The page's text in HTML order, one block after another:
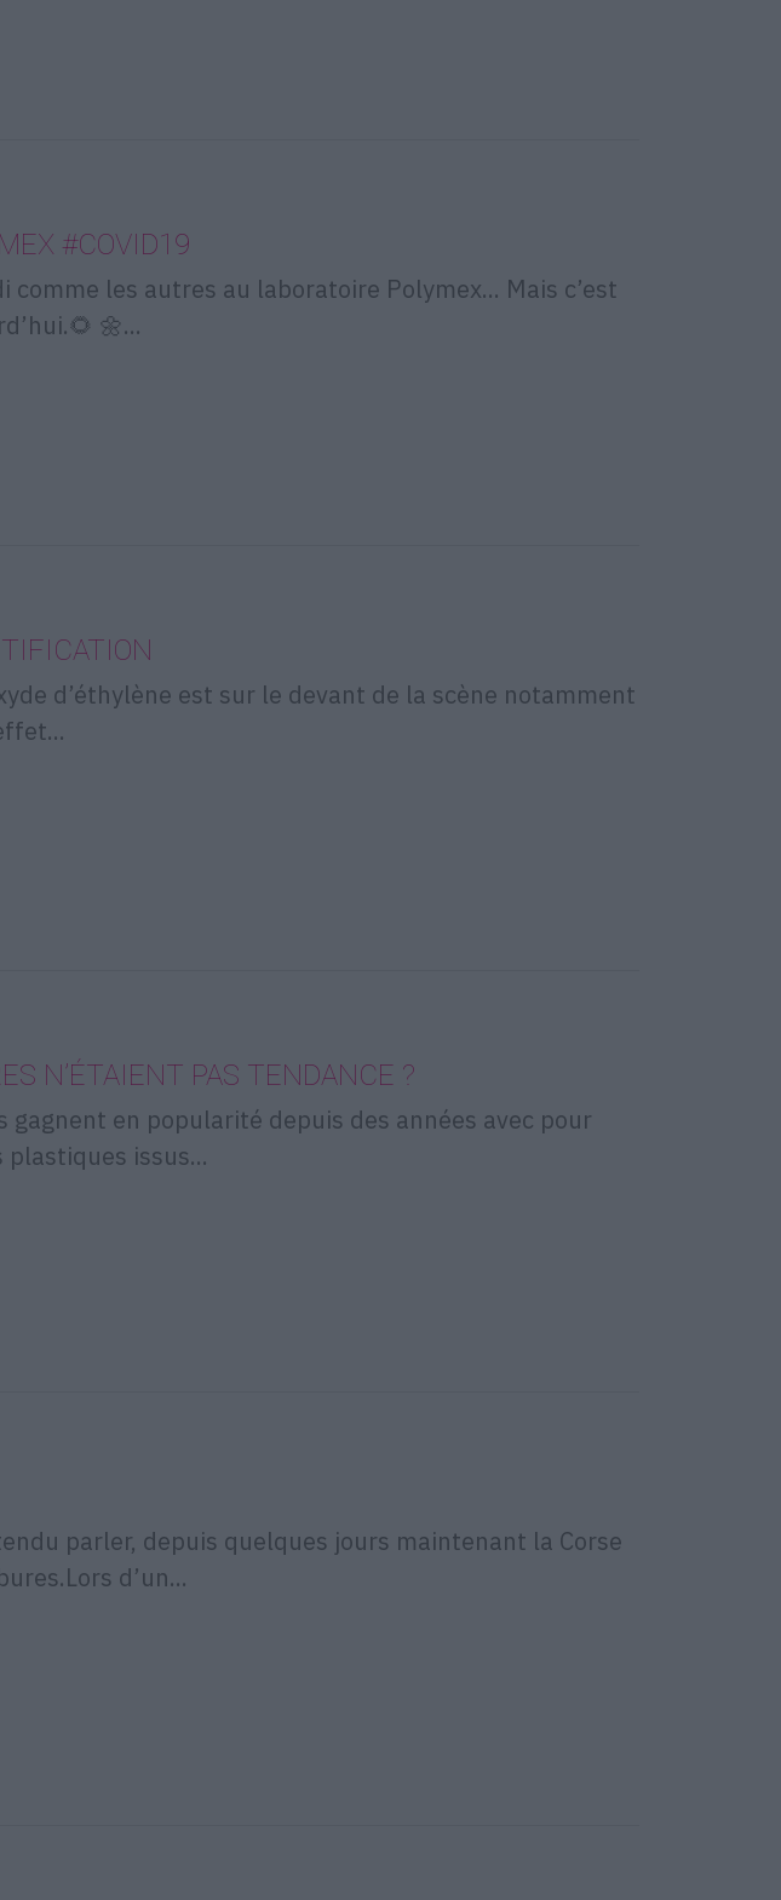
#COVID19
comme les autres au laboratoire Polymex... Mais c’est
🌼...
d’éthylène est sur le devant de la scène notamment
N’ÉTAIENT PAS TENDANCE ?
gagnent en popularité depuis des années avec pour
issus...
parler, depuis quelques jours maintenant la Corse
d’un...